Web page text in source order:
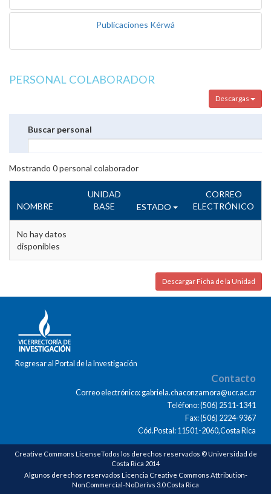
Publicaciones Kérwá
PERSONAL COLABORADOR
Descargas
Buscar personal
Mostrando 0personal colaborador
NOMBRE
UNIDAD
BASE
ESTADO
CORREO
ELECTRÓNICO
No hay datos
disponibles
Descargar Ficha de la Unidad
Regresar al Portal de la Investigación
Contacto
Correo electrónico: gabriela.chaconzamora@ucr.ac.cr
Teléfono: (506) 2511-1341
Fax: (506) 2224-9367
Cód.Postal: 11501-2060,Costa Rica
Creative Commons LicenseTodos los derechos reservados © Universidad de
Costa Rica 2014
Algunos derechos reservados Licencia Creative Commons Attribution-
NonCommercial-NoDerivs 3.0 Costa Rica